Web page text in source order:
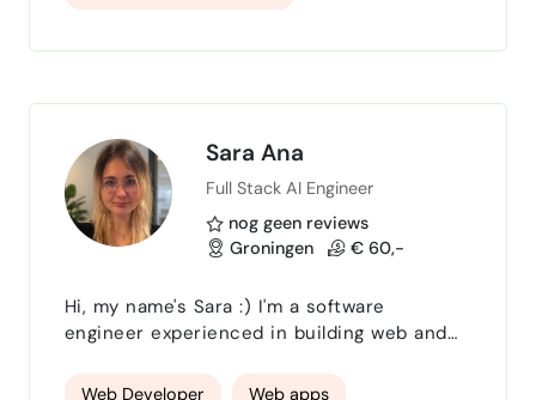
implementations as an Architect across
Integrations Sara Ana
Full Stack AI Engineer
nog geen reviews
Groningen
€ 60,-
Hi, my name's Sara :) I'm a software
engineer experienced in building web and
businesses. Whether you're trying to launch
Web Developer Web apps